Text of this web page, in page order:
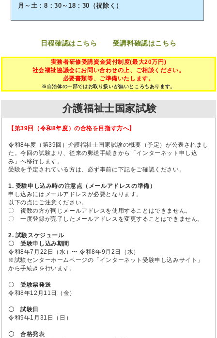
月～土：8：30～18：30（祝除く）
日程確認はこちら 受講料確認はこちら
実務者研修受講資金貸付制度(最大20万円)
社会福祉協議会にお問い合わせの上、ご相談ください。
必要書類等、ご準備いたします。
※自治体の一部ではお取り扱いが無いところもあります。
介護福祉士国家試験
【第39回（令和8年度）の合格を目指す方へ】
令和8年度（第39回）介護福祉士国家試験の概要（予定）が公表されまし
た。今回の試験より、従来の郵送手続きから「インターネット申し込
み」へ移行します。
受験を予定されている方は、必ず事前に下記をご確認ください。
1. 受験申し込み時の注意点（メールアドレスの準備）
申し込みにはメールアドレスが必要となります。
以下の点にご注意ください。
〇 複数の方が同じメールアドレスを使用することはできません。
〇 一度登録が完了したメールアドレスを変更することはできません。
2. 試験スケジュール
〇 受験申し込み期間
令和8年7月22日（水）〜 令和8年9月2日（水）
※試験センターホームページの「インターネット受験申し込みサイト」
から手続きを行います。
〇 受験票発送
令和8年12月11日（金）
〇 試験日
令和9年1月31日（日）
〇 合格発表